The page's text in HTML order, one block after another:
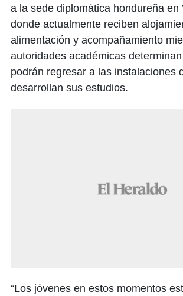
a la sede diplomática hondureña en
donde actualmente reciben
alimentación y acompañamiento
autoridades académicas
podrán regresar a las instalaciones
desarrollan sus estudios.
“Los jóvenes en estos momentos